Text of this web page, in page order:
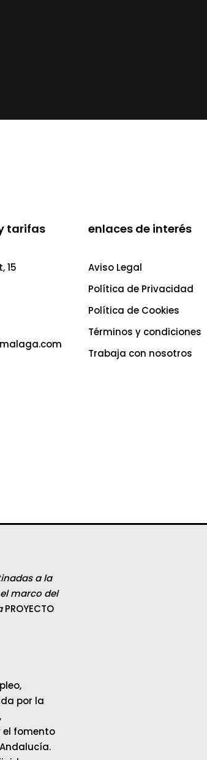
tarifas
15
enlaces de interés
Aviso Legal
Política de Privacidad
Política de Cookies
Términos y condiciones
Trabaja con nosotros
a la
marco del
PROYECTO
por la
el fomento